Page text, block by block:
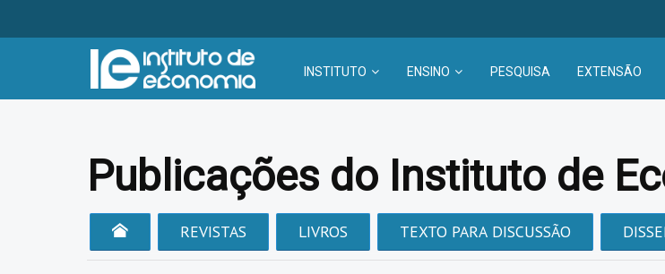
INSTITUTO ENSINO PESQUISA EXTENSÃO
Publicações do Instituto de
REVISTAS LIVROS TEXTO PARA DISCUSSÃO